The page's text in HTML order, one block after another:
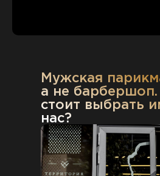
Мужская
а не
стоит выбрать
нас?